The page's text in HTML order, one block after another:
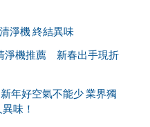
淨機 終結異味
淨機推薦 新春出手現折
新年好空氣不能少 業界獨
味！